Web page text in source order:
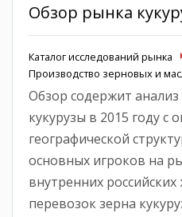
Обзор рынка
Каталог исследований рынка
Производство зерновых и
Обзор содержит
кукурузы в 2015 году с
географической
основных игроков на
внутренних
перевозок зерна